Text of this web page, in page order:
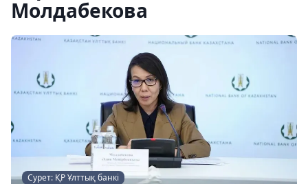
Молдабекова
Сурет: ҚР Ұлттық банкі